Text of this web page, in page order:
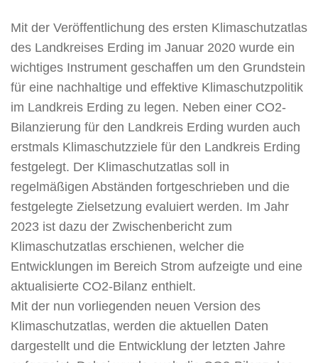
Mit der Veröffentlichung des ersten Klimaschutzatlas
des Landkreises Erding im Januar 2020 wurde ein
wichtiges Instrument geschaffen um den Grundstein
für eine nachhaltige und effektive Klimaschutzpolitik
im Landkreis Erding zu legen. Neben einer CO2-
Bilanzierung für den Landkreis Erding wurden auch
erstmals Klimaschutzziele für den Landkreis Erding
festgelegt. Der Klimaschutzatlas soll in
regelmäßigen Abständen fortgeschrieben und die
festgelegte Zielsetzung evaluiert werden. Im Jahr
2023 ist dazu der Zwischenbericht zum
Klimaschutzatlas erschienen, welcher die
Entwicklungen im Bereich Strom aufzeigte und eine
aktualisierte CO2-Bilanz enthielt.
Mit der nun vorliegenden neuen Version des
Klimaschutzatlas, werden die aktuellen Daten
dargestellt und die Entwicklung der letzten Jahre